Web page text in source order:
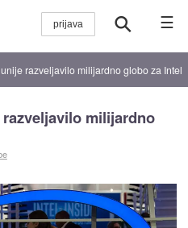
☰
razveljavilo milijardno globo za Intel
milijardno